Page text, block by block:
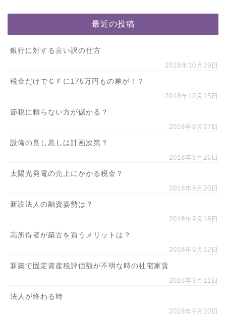
最近の投稿
銀行に対する言い訳の仕方
2018年10月19日
税金だけでＣＦに175万円もの差が！？
2018年10月15日
節税に頼らない方が儲かる？
2018年9月27日
設備の良し悪しは計画次第？
2018年9月26日
太陽光発電の売上にかかる税金？
2018年9月20日
新設法人の融資姿勢は？
2018年9月18日
高所得者が築古を買うメリットは？
2018年9月12日
新築で固定資産税評価額が不明な時の社宅家賃
2018年9月11日
法人が終わる時
2018年9月10日